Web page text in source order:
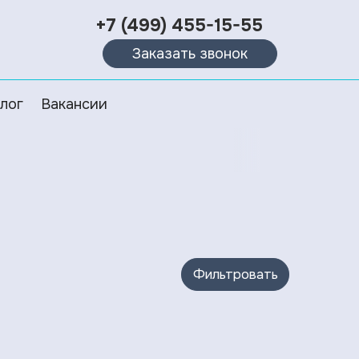
+7 (499) 455-15-55
Заказать звонок
Вакансии
Фильтровать